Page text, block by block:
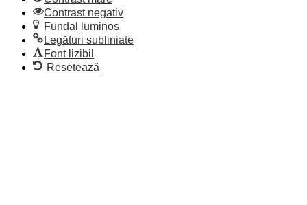
Contrast negativ
Fundal luminos
Legături subliniate
Font lizibil
Resetează